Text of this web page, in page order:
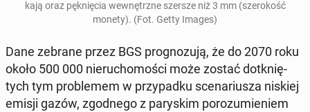
ka­ją oraz pęk­nię­cia we­wnętrz­ne szersze niż 3 mm (sze­ro­kość
monety). (Fot. Getty Images)
Dane zebrane przez BGS pro­gno­zu­ją, że do 2070 roku
około 500 000 nie­ru­cho­mo­ści może zostać do­tknię­
tych tym pro­ble­mem w przy­pad­ku sce­na­riu­sza niskiej
emisji gazów, zgod­ne­go z pa­ry­skim po­ro­zu­mie­niem